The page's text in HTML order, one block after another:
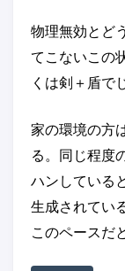
物理無効とど
てこないこの
くは剣＋盾で
家の環境の方
る。同じ程度
ハンしている
生成されてい
このペースだ